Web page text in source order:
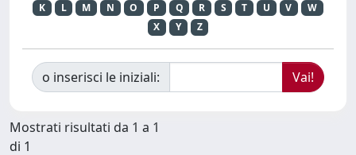
K
L M N O P Q R S T U V
W
X
Y Z
o inserisci le iniziali:
Mostrati risultati da 1 a 1
di 1